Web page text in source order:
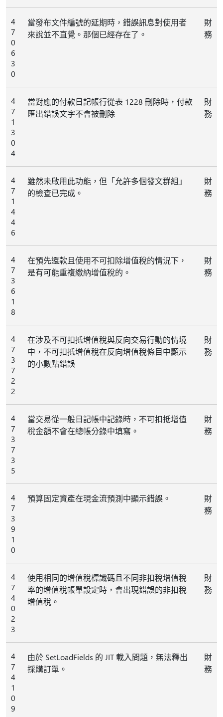
4
7
0
6
3
0
當發布文件編號的延期時，錯誤訊息對使用者
來說並不直覺。那個已經存在了。
財
務
4
7
1
3
0
4
當對應的付款日記帳行從表 1228 刪除時，付款
匯出錯誤文字不會被刪除
財
務
4
7
1
4
4
6
雖然未啟用此功能，但「允許多個發文群組」
的檢查已完成。
財
務
4
7
3
6
1
8
在預先還款且使用不可扣除增值稅的情況下，
是有可能重複繳納增值稅的。
財
務
4
7
3
7
2
2
在涉及不可扣抵增值稅與反向交易行動的情境
中，不可扣抵增值稅在反向增值稅條目中顯示
的小數點錯誤
財
務
4
7
3
7
3
5
當交易從一般日記帳中記錄時，不可扣抵增值
稅金額不會在總帳分錄中填寫。
財
務
4
7
3
9
1
0
預算固定資產在現金流預測中顯示錯誤。
財
務
4
7
4
0
2
3
使用相同的增值稅標識碼且不同非扣稅增值稅
率的增值稅帳單設定時，會出現錯誤的非扣稅
增值稅。
財
務
4
7
4
1
0
9
由於 SetLoadFields 的 JIT 載入問題，無法釋出
採購訂單。
財
務